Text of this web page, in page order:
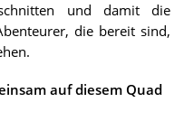
und damit die
die bereit sind,
auf diesem Quad